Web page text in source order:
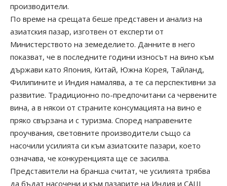
производители.
По време на срещата беше представен и анализ на
азиатския пазар, изготвен от експерти от
Министерството на земеделието. Данните в него
показват, че в последните години износът на вино към
държави като Япония, Китай, Южна Корея, Тайланд,
Филипините и Индия намалява, а те са перспективни за
развитие. Традиционно по-предпочитани са червените
вина, а в някои от страните консумацията на вино е
пряко свързана и с туризма. Според направените
проучвания, световните производители също са
насочили усилията си към азиатските пазари, което
означава, че конкуренцията ще се засилва.
Представители на бранша считат, че усилията трябва
да бъдат насочени и към пазарите на Индия и САЩ